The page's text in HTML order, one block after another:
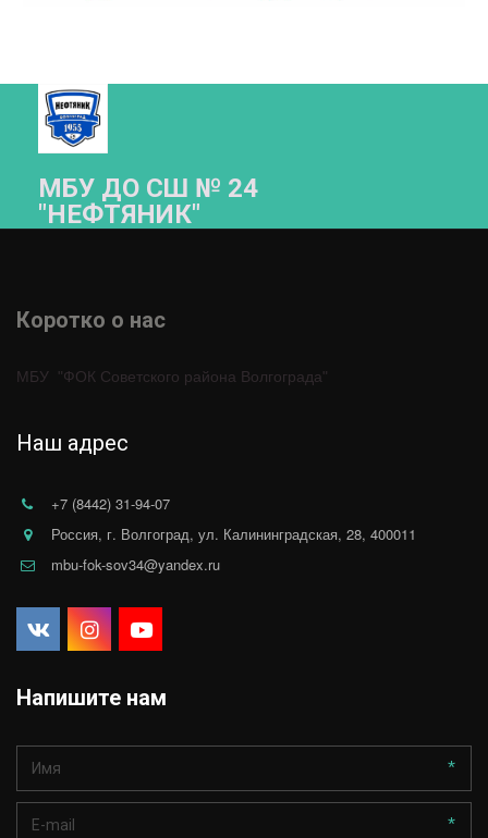
МБУ ДО СШ № 24
"НЕФТЯНИК"­­
Коротко о нас
МБУ  "ФОК Советского района Волгограда"
Наш адрес
+7 (8442) 31-94-07
Россия, г. Волгоград, ул. Калининградская, 28, 400011
mbu-fok-sov34@yandex.ru
Напишите нам
*
*